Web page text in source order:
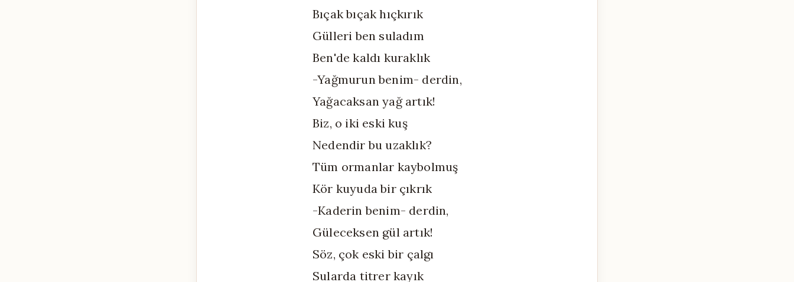
Bıçak bıçak hıçkırık
Gülleri ben suladım
Ben'de kaldı kuraklık
-Yağmurun benim- derdin,
Yağacaksan yağ artık!
Biz, o iki eski kuş
Nedendir bu uzaklık?
Tüm ormanlar kaybolmuş
Kör kuyuda bir çıkrık
-Kaderin benim- derdin,
Güleceksen gül artık!
Söz, çok eski bir çalgı
Sularda titrer kayık